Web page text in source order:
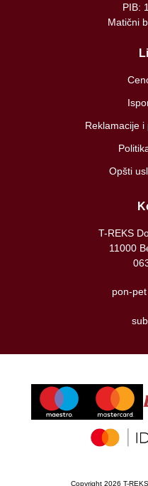
PIB:
Matični
Reklamacije
Opšti
T-REKS
11000
pon-
Copyright 2026 T-